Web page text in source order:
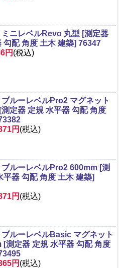
ミニレベルRevo 丸型 [測定器
勾配 角度 土木 建築] 76347
円 (税込)
ルーレベルPro2 マグネット
定器 定規 水平器 勾配 角度
円 (税込)
ルーレベルPro2 600mm [測
平器 勾配 角度 土木 建築]
円 (税込)
ルーレベルBasic マグネット
[測定器 定規 水平器 勾配 角度
円 (税込)